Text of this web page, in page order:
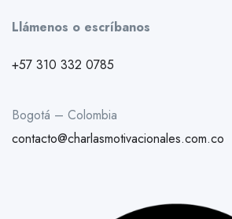
Llámenos o escríbanos
+57 310 332 0785
Bogotá – Colombia
contacto@charlasmotivacionales.com.co